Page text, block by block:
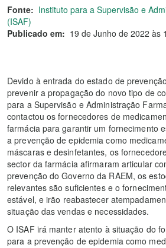
Fonte: Instituto para a Supervisão e
(ISAF)
Publicado em: 19 de Junho de 2022 às
Devido à entrada do estado de
prevenir a propagação do novo tipo de
para a Supervisão e Administração
contactou os fornecedores de
farmácia para garantir um fornecimento
a prevenção de epidemia como
máscaras e desinfetantes, os
sector da farmácia afirmaram articular
prevenção do Governo da RAEM, os
relevantes são suficientes e o
estável, e irão reabastecer
situação das vendas e necessidades.
O ISAF irá manter atento à situação do
para a prevenção de epidemia como